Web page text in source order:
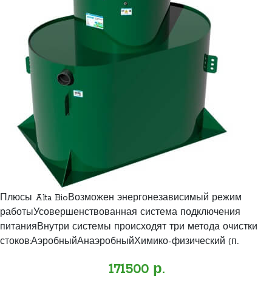
Плюсы Alta BioВозможен энергонезависимый режим
работыУсовершенствованная система подключения
питанияВнутри системы происходят три метода очистки
стоков:АэробныйАнаэробныйХимико-физический (п..
171500 р.